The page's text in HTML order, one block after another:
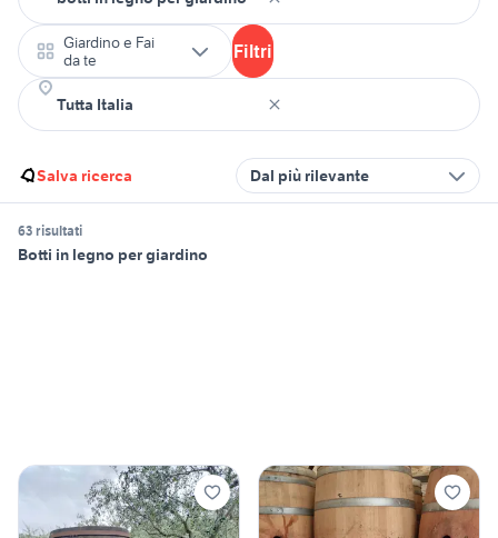
Giardino e Fai
da te
Filtri
Salva ricerca Dal più rilevante
63 risultati
Botti in legno per giardino